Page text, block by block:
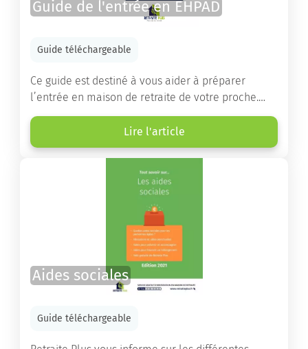
Guide de l'entrée en EHPAD
Guide téléchargeable
Ce guide est destiné à vous aider à préparer
l’entrée en maison de retraite de votre proche.
Vous y trouverez un panorama des différents types
d’établissements ainsi que des conseils pratiques
destinés à orienter les familles et à leur faciliter
Lire l'article
Aides sociales
Guide téléchargeable